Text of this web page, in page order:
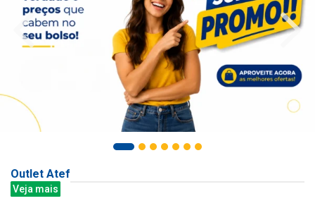
Outlet Atef
Veja mais